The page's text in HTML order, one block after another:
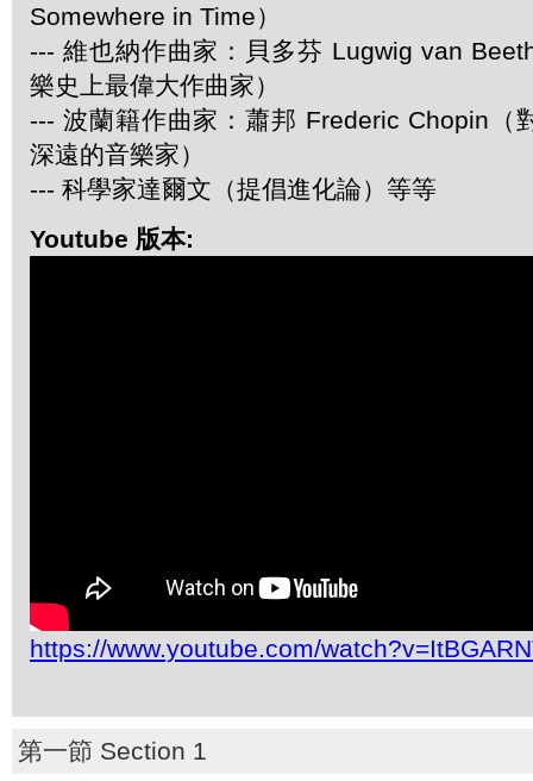
Somewhere in Time）
--- 維也納作曲家：貝多芬 Lugwig van
樂史上最偉大作曲家）
--- 波蘭籍作曲家：蕭邦 Frederic Chopin（
深遠的音樂家）
--- 科學家達爾文（提倡進化論）等等
Youtube 版本:
https://www.youtube.com/
第一節 Section 1